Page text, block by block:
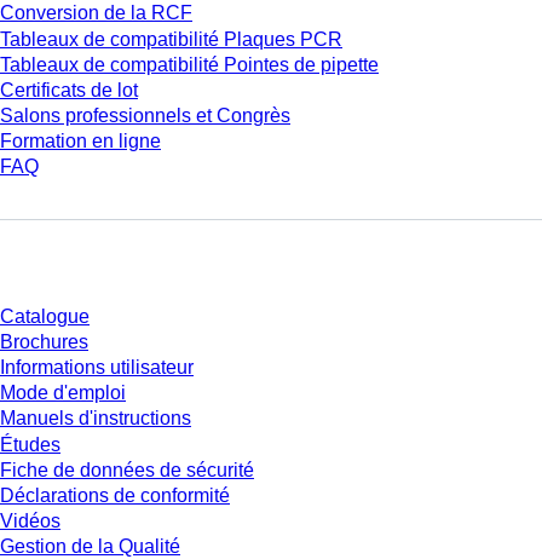
Conversion de la RCF
Tableaux de compatibilité Plaques PCR
Tableaux de compatibilité Pointes de pipette
Certificats de lot
Salons professionnels et Congrès
Formation en ligne
FAQ
Catalogue
Brochures
Informations utilisateur
Mode d'emploi
Manuels d'instructions
Études
Fiche de données de sécurité
Déclarations de conformité
Vidéos
Gestion de la Qualité